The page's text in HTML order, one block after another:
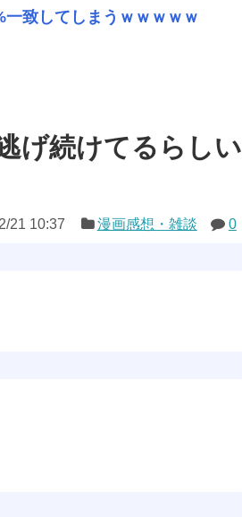
一致してしまうｗｗｗｗｗ
げ続けてるらしい
21 10:37 漫画感想・雑談 0